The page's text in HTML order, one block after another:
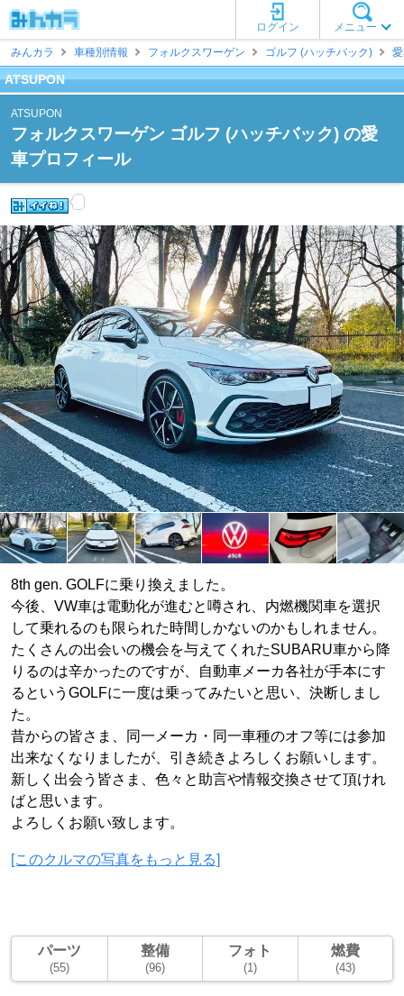
メニュー
ログイン
みんカラ
車種別情報 フォルクスワーゲン ゴルフ (ハッチバック)
ATSUPON
ATSUPON
フォルクスワーゲン ゴルフ (ハッチバック) の愛
車プロフィール
8th gen. GOLFに乗り換えました。
今後、VW車は電動化が進むと噂され、内燃機関車を選択
して乗れるのも限られた時間しかないのかもしれません。
たくさんの出会いの機会を与えてくれたSUBARU車から降
りるのは辛かったのですが、自動車メーカ各社が手本にす
るというGOLFに一度は乗ってみたいと思い、決断しまし
た。
昔からの皆さま、同一メーカ・同一車種のオフ等には参加
出来なくなりましたが、引き続きよろしくお願いします。
新しく出会う皆さま、色々と助言や情報交換させて頂けれ
ばと思います。
よろしくお願い致します。
[このクルマの写真をもっと見る]
パーツ
(55)
整備
(96)
フォト
(1)
燃費
(43)